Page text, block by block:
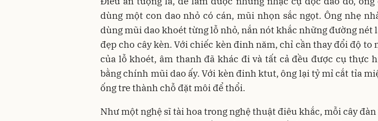
dùng một con dao nhỏ có cán, mũi nhọn sắc ngọt. Ông nhẹ
dùng mũi dao khoét từng lỗ nhỏ, nắn nót khắc những đường nét
đẹp cho cây kèn. Với chiếc kèn đinh năm, chỉ cần thay đổi độ to
của lỗ khoét, âm thanh đã khác đi và tất cả đều được cụ thực
bằng chính mũi dao ấy. Với kèn đinh ktut, ông lại tỷ mỉ cắt tỉa
ống tre thành chỗ đặt môi để thổi.
Như một nghệ sĩ tài hoa trong nghệ thuật điêu khắc, mỗi cây đàn